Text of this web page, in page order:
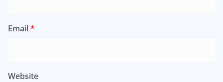
Email*
Website